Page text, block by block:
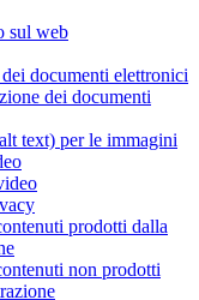
sul web
documenti elettronici
dei documenti
text) per le immagini
prodotti dalla
non prodotti